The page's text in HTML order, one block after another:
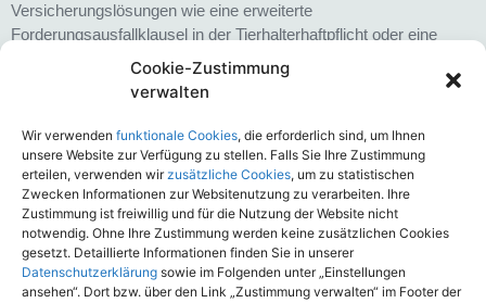
Cookie-Zustimmung
verwalten
Wir verwenden funktionale Cookies, die erforderlich sind, um Ihnen
unsere Website zur Verfügung zu stellen. Falls Sie Ihre Zustimmung
erteilen, verwenden wirzusätzliche Cookies, um zu statistischen
Zwecken Informationen zur Websitenutzung zu verarbeiten. Ihre
Zustimmung ist freiwillig und für die Nutzung der Website nicht
notwendig. Ohne Ihre Zustimmung werden keine zusätzlichen Cookies
gesetzt. Detaillierte Informationen finden Sie in unserer
Datenschutzerklärung sowie im Folgenden unter „Einstellungen
ansehen“. Dort bzw. über den Link „Zustimmung verwalten“ im Footer der
Versicherungslösungen wie eine erweiterte
Forderungsausfallklausel in der Tierhalterhaftpflicht oder eine
ergänzende Tierkrankenversicherung können dazu beitragen,
finanzielle Risiken zu minimieren.
sowie zur Tierkrankenverversicherung finden alle lizenzierten
User in unseremASCORE NAVIGATOR. Mehr Infos hierzu
unter www.ascore.de